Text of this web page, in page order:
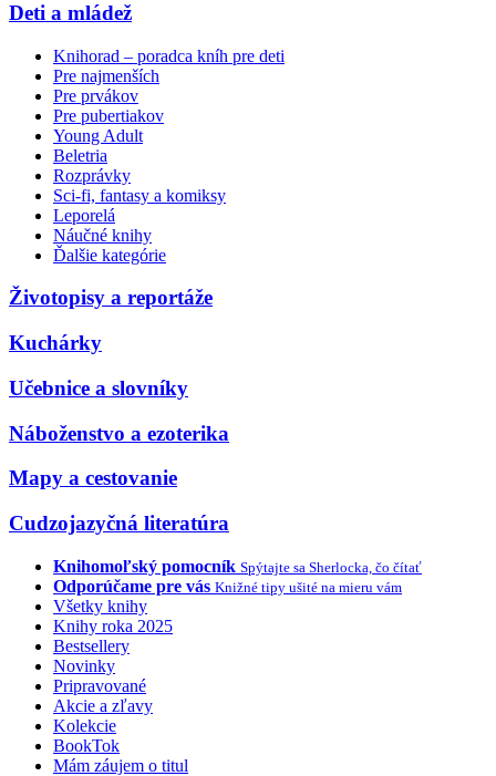
Deti a mládež
Knihorad – poradca kníh pre deti
Pre najmenších
Pre prvákov
Pre pubertiakov
Young Adult
Beletria
Rozprávky
Sci-fi, fantasy a komiksy
Leporelá
Náučné knihy
Ďalšie kategórie
Životopisy a reportáže
Kuchárky
Učebnice a slovníky
Náboženstvo a ezoterika
Mapy a cestovanie
Cudzojazyčná literatúra
Knihomoľský pomocník Spýtajte sa Sherlocka, čo čítať
Odporúčame pre vás Knižné tipy ušité na mieru vám
Všetky knihy
Knihy roka 2025
Bestsellery
Novinky
Pripravované
Akcie a zľavy
Kolekcie
BookTok
Mám záujem o titul